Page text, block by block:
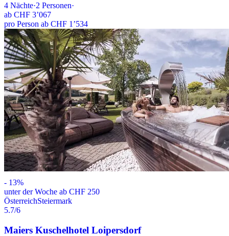
4 Nächte·2 Personen·
ab CHF 3’067
pro Person ab CHF 1’534
- 13%
unter der Woche ab CHF 250
ÖsterreichSteiermark
5.7/6
Maiers Kuschelhotel Loipersdorf